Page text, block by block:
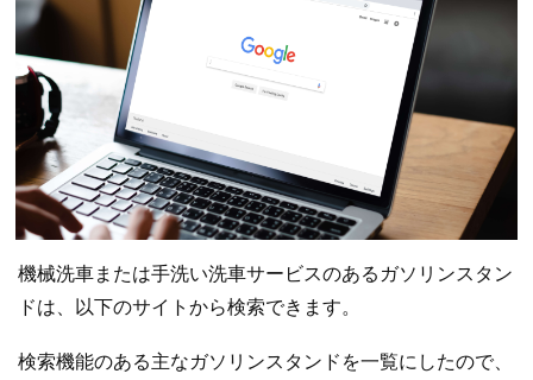
機械洗車または手洗い洗車サービスのあるガソリンスタン
ドは、以下のサイトから検索できます。
検索機能のある主なガソリンスタンドを一覧にしたので、